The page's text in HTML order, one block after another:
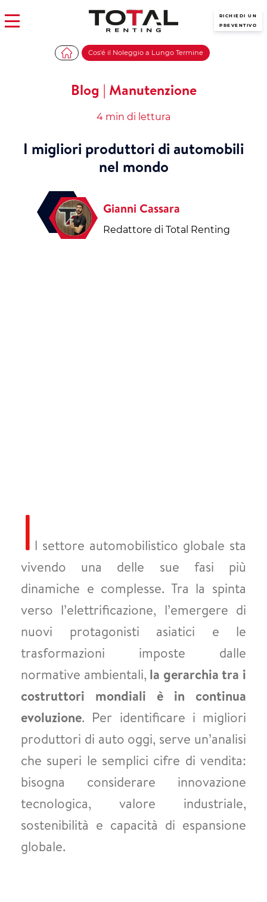
RICHIEDI UN
PREVENTIVO
Cos'é il Noleggio a Lungo Termine
Blog | Manutenzione
4 min di lettura
I migliori produttori di automobili
nel mondo
Gianni Cassara
Redattore di Total Renting
I l settore automobilistico globale sta
vivendo una delle sue fasi più
dinamiche e complesse. Tra la spinta
verso l’elettrificazione, l’emergere di
nuovi protagonisti asiatici e le
trasformazioni imposte dalle
normative ambientali, la gerarchia tra i
costruttori mondiali è in continua
evoluzione. Per identificare i migliori
produttori di auto oggi, serve un’analisi
che superi le semplici cifre di vendita:
bisogna considerare innovazione
tecnologica, valore industriale,
sostenibilità e capacità di espansione
globale.